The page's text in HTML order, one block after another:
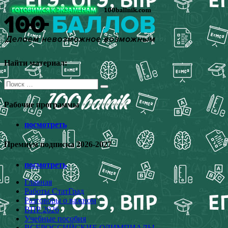
Перейти
к
содержимому
Найти материал:
Поиск
для:
Рабочие программы
посмотреть
Премиум подписка 2026-2027
посмотреть
Главная
Работы СтатГрад
Разговоры о важном
ВПР 2026
Учебные пособия